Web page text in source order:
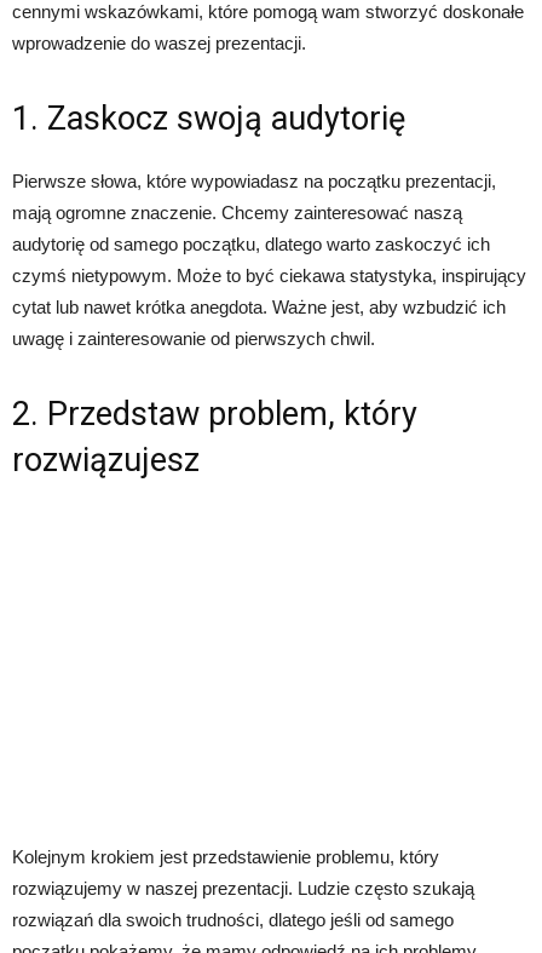
cennymi wskazówkami, które pomogą wam stworzyć doskonałe
wprowadzenie do waszej prezentacji.
1. Zaskocz swoją audytorię
Pierwsze słowa, które wypowiadasz na początku prezentacji,
mają ogromne znaczenie. Chcemy zainteresować naszą
audytorię od samego początku, dlatego warto zaskoczyć ich
czymś nietypowym. Może to być ciekawa statystyka, inspirujący
cytat lub nawet krótka anegdota. Ważne jest, aby wzbudzić ich
uwagę i zainteresowanie od pierwszych chwil.
2. Przedstaw problem, który
rozwiązujesz
Kolejnym krokiem jest przedstawienie problemu, który
rozwiązujemy w naszej prezentacji. Ludzie często szukają
rozwiązań dla swoich trudności, dlatego jeśli od samego